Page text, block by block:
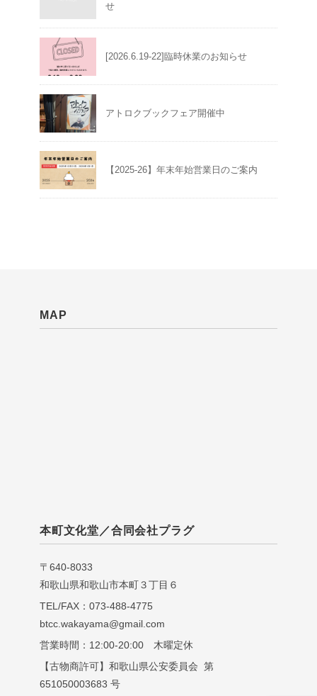
せ
[2026.6.19-22]臨時休業のお知らせ
アトロクブックフェア開催中
【2025-26】年末年始営業日のご案内
MAP
本町文化堂／合同会社プラグ
〒640-8033
和歌山県和歌山市本町３丁目６
TEL/FAX：073-488-4775
btcc.wakayama@gmail.com
営業時間：12:00-20:00 木曜定休
【古物商許可】和歌山県公安委員会 第
651050003683 号